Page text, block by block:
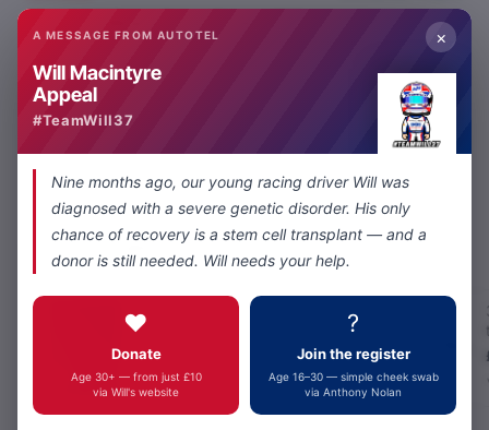
You have reached the end of the list.
Les plus consultés
Mât télescopique
de 12 mètres
£0,00
×
A MESSAGE FROM AUTOTEL
Will Macintyre
Appeal
#TeamWill37
Nine months ago, our young racing driver Will was
diagnosed with a severe genetic disorder. His only
chance of recovery is a stem cell transplant — and a
donor is still needed. Will needs your help.
❤️
Donate
Age 30+ — from just £10
via Will's website
?
Join the register
Age 16–30 — simple cheek swab
via Anthony Nolan